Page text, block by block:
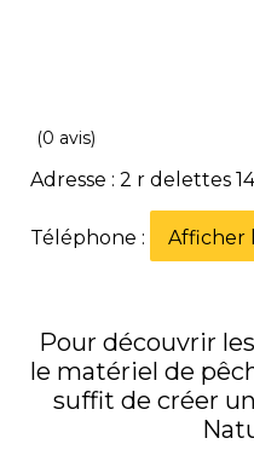
(0 avis)
Adresse : 2 r delettes
Téléphone : Afficher
Pour découvrir
le matériel de
suffit de créer